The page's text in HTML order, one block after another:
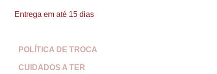
Entrega em até 15 dias
POLÍTICA DE TROCA
CUIDADOS A TER